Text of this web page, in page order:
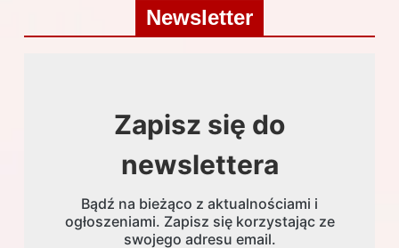
Newsletter
Zapisz się do
newslettera
Bądź na bieżąco z aktualnościami i
ogłoszeniami. Zapisz się korzystając ze
swojego adresu email.